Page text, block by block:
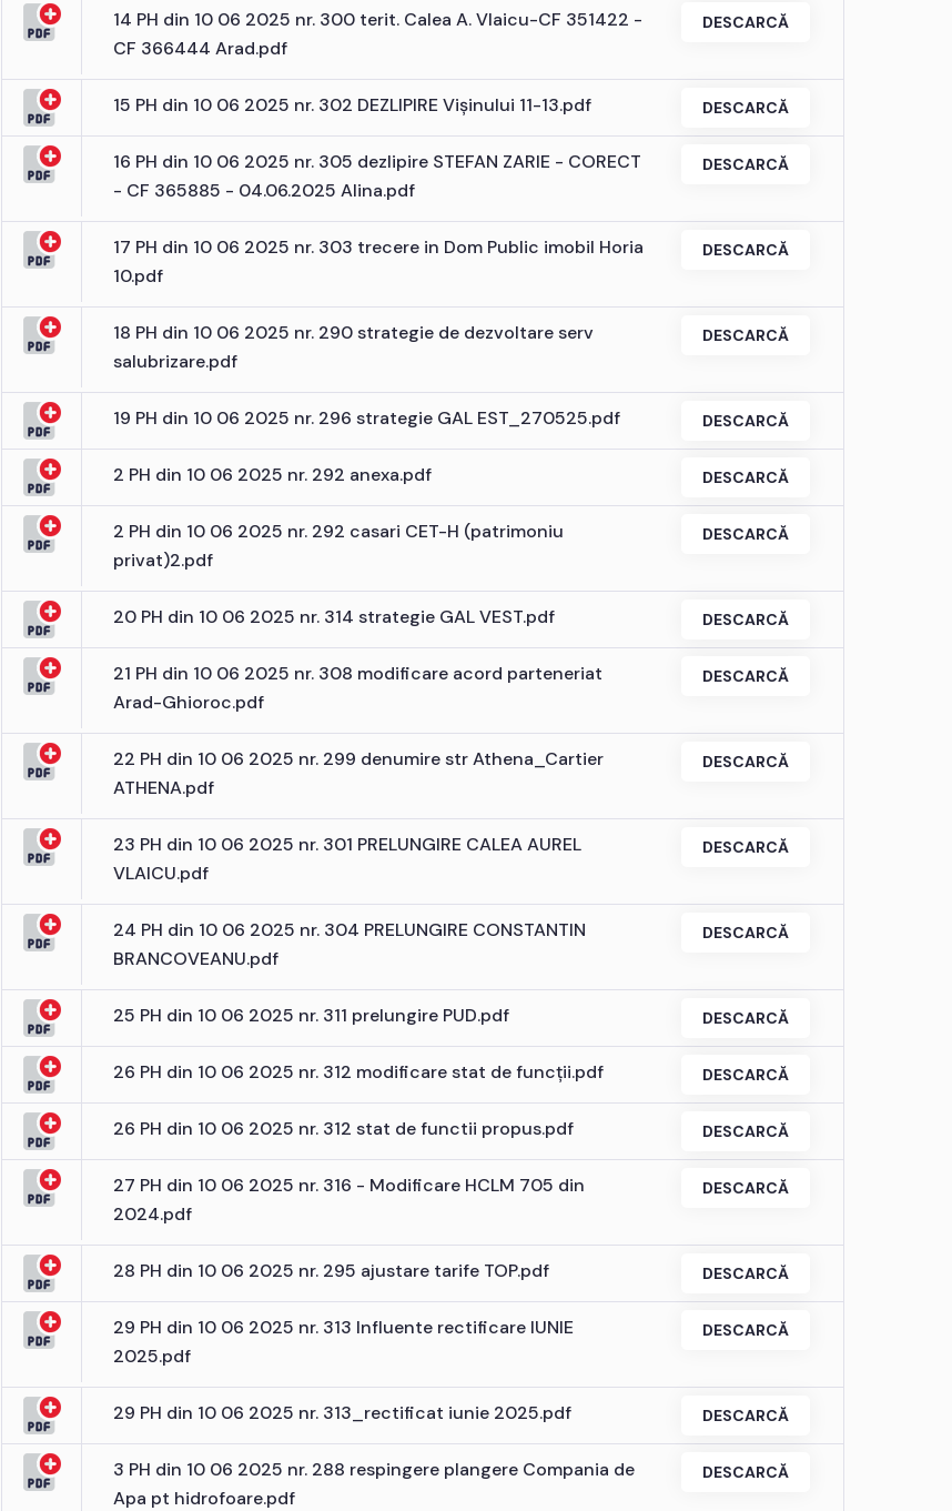
14 PH din 10 06 2025 nr. 300 terit. Calea A. Vlaicu-CF 351422 -
CF 366444 Arad.pdf
DESCARCĂ
15 PH din 10 06 2025 nr. 302 DEZLIPIRE Vișinului 11-13.pdf DESCARCĂ
16 PH din 10 06 2025 nr. 305 dezlipire STEFAN ZARIE - CORECT
- CF 365885 - 04.06.2025 Alina.pdf
DESCARCĂ
17 PH din 10 06 2025 nr. 303 trecere in Dom Public imobil Horia
10.pdf
DESCARCĂ
18 PH din 10 06 2025 nr. 290 strategie de dezvoltare serv
salubrizare.pdf
DESCARCĂ
19 PH din 10 06 2025 nr. 296 strategie GAL EST_270525.pdf DESCARCĂ
2 PH din 10 06 2025 nr. 292 anexa.pdf DESCARCĂ
2 PH din 10 06 2025 nr. 292 casari CET-H (patrimoniu
privat)2.pdf
DESCARCĂ
20 PH din 10 06 2025 nr. 314 strategie GAL VEST.pdf DESCARCĂ
21 PH din 10 06 2025 nr. 308 modificare acord parteneriat
Arad-Ghioroc.pdf
DESCARCĂ
22 PH din 10 06 2025 nr. 299 denumire str Athena_Cartier
ATHENA.pdf
DESCARCĂ
23 PH din 10 06 2025 nr. 301 PRELUNGIRE CALEA AUREL
VLAICU.pdf
DESCARCĂ
24 PH din 10 06 2025 nr. 304 PRELUNGIRE CONSTANTIN
BRANCOVEANU.pdf
DESCARCĂ
25 PH din 10 06 2025 nr. 311 prelungire PUD.pdf DESCARCĂ
26 PH din 10 06 2025 nr. 312 modificare stat de funcții.pdf DESCARCĂ
26 PH din 10 06 2025 nr. 312 stat de functii propus.pdf DESCARCĂ
27 PH din 10 06 2025 nr. 316 - Modificare HCLM 705 din
2024.pdf
DESCARCĂ
28 PH din 10 06 2025 nr. 295 ajustare tarife TOP.pdf DESCARCĂ
29 PH din 10 06 2025 nr. 313 Influente rectificare IUNIE
2025.pdf
DESCARCĂ
29 PH din 10 06 2025 nr. 313_rectificat iunie 2025.pdf DESCARCĂ
3 PH din 10 06 2025 nr. 288 respingere plangere Compania de
Apa pt hidrofoare.pdf
DESCARCĂ